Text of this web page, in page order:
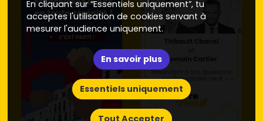
En cliquant sur “Essentiels uniquement”, tu
acceptes l'utilisation de cookies servant à
mesurer l'audience uniquement.
En savoir plus
Essentiels uniquement
Tout Accepter